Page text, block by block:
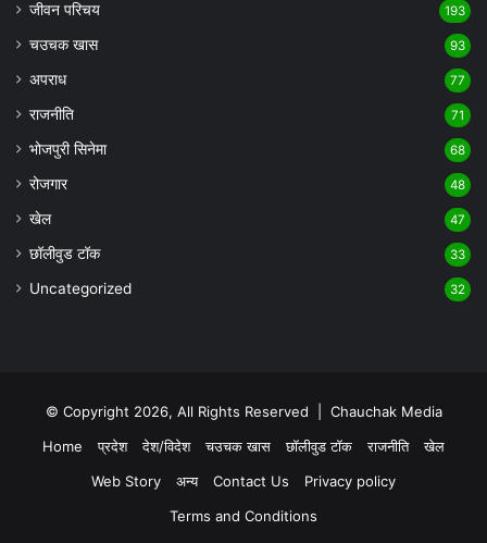
जीवन परिचय 193
चउचक खास 93
अपराध 77
राजनीति 71
भोजपुरी सिनेमा 68
रोजगार 48
खेल 47
छॉलीवुड टॉक 33
Uncategorized 32
© Copyright 2026, All Rights Reserved | Chauchak Media
Home
प्रदेश देश/विदेश चउचक खास छॉलीवुड टॉक राजनीति
खेल
Web Story
अन्य Contact Us
Privacy policy
Terms and Conditions